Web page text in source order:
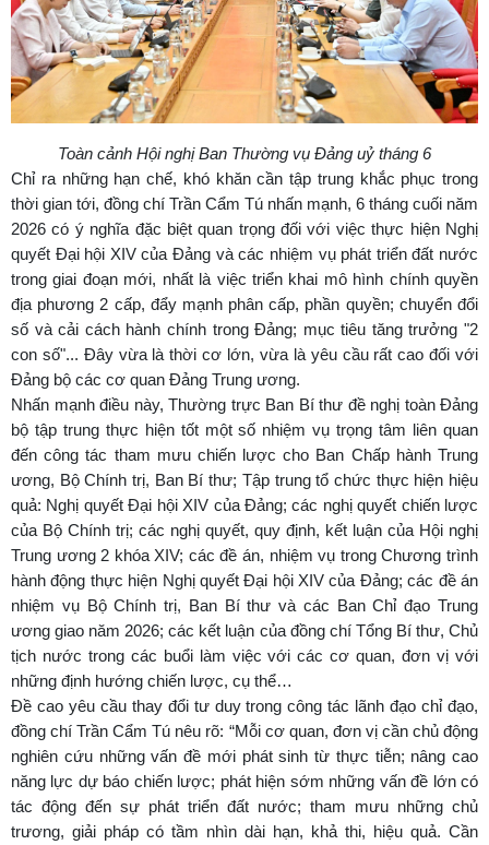
Toàn cảnh Hội nghị Ban Thường vụ Đảng uỷ tháng 6
Chỉ ra những hạn chế, khó khăn cần tập trung khắc phục trong
thời gian tới, đồng chí Trần Cẩm Tú nhấn mạnh, 6 tháng cuối năm
2026 có ý nghĩa đặc biệt quan trọng đối với việc thực hiện Nghị
quyết Đại hội XIV của Đảng và các nhiệm vụ phát triển đất nước
trong giai đoạn mới, nhất là việc triển khai mô hình chính quyền
địa phương 2 cấp, đẩy mạnh phân cấp, phần quyền; chuyển đổi
số và cải cách hành chính trong Đảng; mục tiêu tăng trưởng "2
con số"... Đây vừa là thời cơ lớn, vừa là yêu cầu rất cao đối với
Đảng bộ các cơ quan Đảng Trung ương.
Nhấn mạnh điều này, Thường trực Ban Bí thư đề nghị toàn Đảng
bộ tập trung thực hiện tốt một số nhiệm vụ trọng tâm liên quan
đến công tác tham mưu chiến lược cho Ban Chấp hành Trung
ương, Bộ Chính trị, Ban Bí thư; Tập trung tổ chức thực hiện hiệu
quả: Nghị quyết Đại hội XIV của Đảng; các nghị quyết chiến lược
của Bộ Chính trị; các nghị quyết, quy định, kết luận của Hội nghị
Trung ương 2 khóa XIV; các đề án, nhiệm vụ trong Chương trình
hành động thực hiện Nghị quyết Đại hội XIV của Đảng; các đề án
nhiệm vụ Bộ Chính trị, Ban Bí thư và các Ban Chỉ đạo Trung
ương giao năm 2026; các kết luận của đồng chí Tổng Bí thư, Chủ
tịch nước trong các buổi làm việc với các cơ quan, đơn vị với
những định hướng chiến lược, cụ thể…
Đề cao yêu cầu thay đổi tư duy trong công tác lãnh đạo chỉ đạo,
đồng chí Trần Cẩm Tú nêu rõ: “Mỗi cơ quan, đơn vị cần chủ động
nghiên cứu những vấn đề mới phát sinh từ thực tiễn; nâng cao
năng lực dự báo chiến lược; phát hiện sớm những vấn đề lớn có
tác động đến sự phát triển đất nước; tham mưu những chủ
trương, giải pháp có tầm nhìn dài hạn, khả thi, hiệu quả. Cần